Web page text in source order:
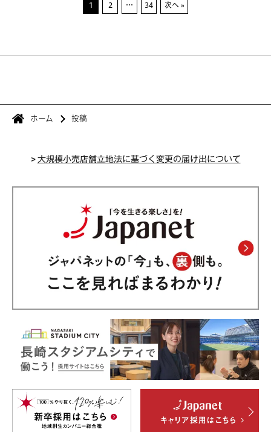
1 2 … 34 次へ »
ホーム 投稿
>大規模小売店舗立地法に基づく変更の届け出について